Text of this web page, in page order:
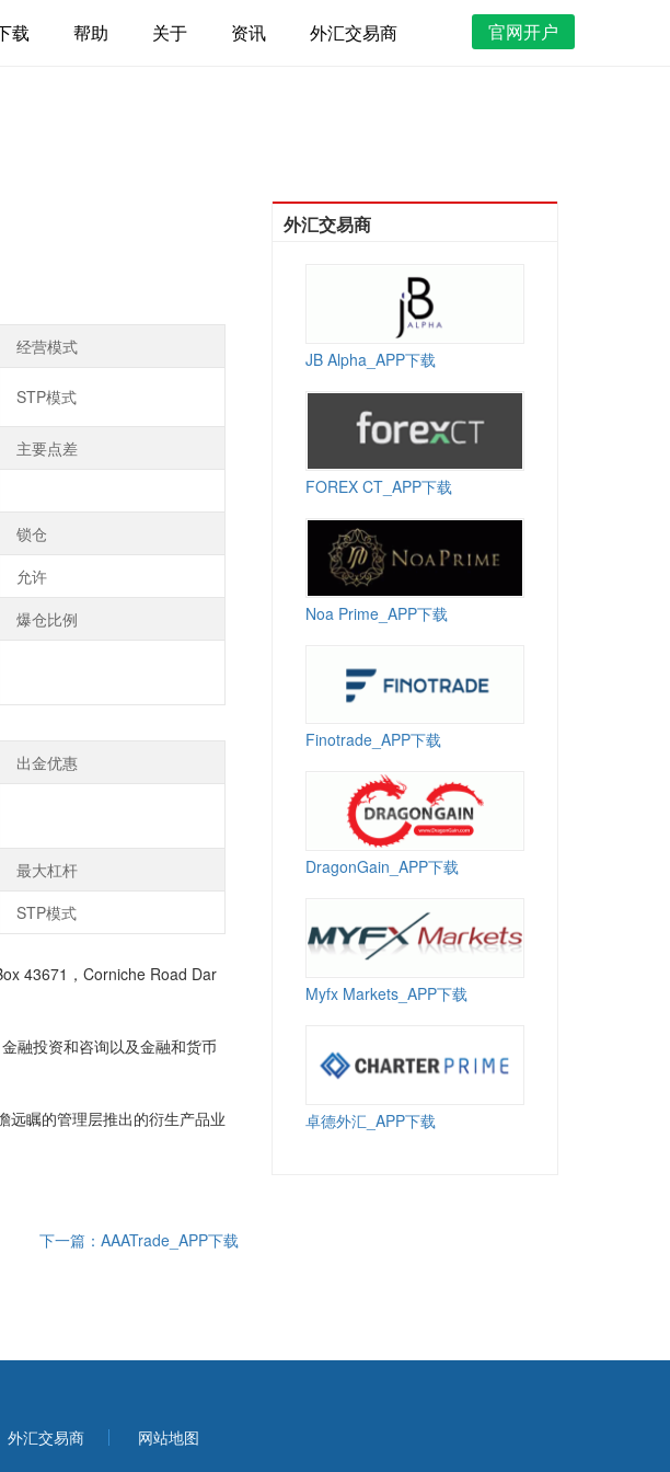
载 帮助 关于 资讯 外汇交易商 官网开户
经营模式
STP模式
主要点差
锁仓
允许
爆仓比例
出金优惠
最大杠杆
STP模式
43671，Corniche Road Dar
融投资和咨询以及金融和货币
远瞩的管理层推出的衍生产品业
下一篇：AAATrade_APP下载
外汇交易商
JB Alpha_APP下载
FOREX CT_APP下载
Noa Prime_APP下载
Finotrade_APP下载
DragonGain_APP下载
Myfx Markets_APP下载
卓德外汇_APP下载
外汇交易商 网站地图